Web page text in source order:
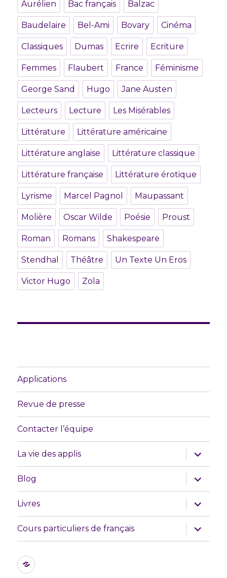
Aurélien Bac français Balzac
Baudelaire Bel-Ami Bovary Cinéma
Classiques Dumas Ecrire Ecriture
Femmes Flaubert France Féminisme
George Sand Hugo Jane Austen
Lecteurs Lecture Les Misérables
Littérature Littérature américaine
Littérature anglaise Littérature classique
Littérature française Littérature érotique
Lyrisme Marcel Pagnol Maupassant
Molière Oscar Wilde Poésie Proust
Roman Romans Shakespeare
Stendhal Théâtre Un Texte Un Eros
Victor Hugo Zola
Applications
Revue de presse
Contacter l’équipe
La vie des applis
ouvrir
le
sous-
menu
Blog
ouvrir
le
sous-
menu
Livres
ouvrir
le
sous-
menu
Cours particuliers de français
ouvrir
le
sous-
Les